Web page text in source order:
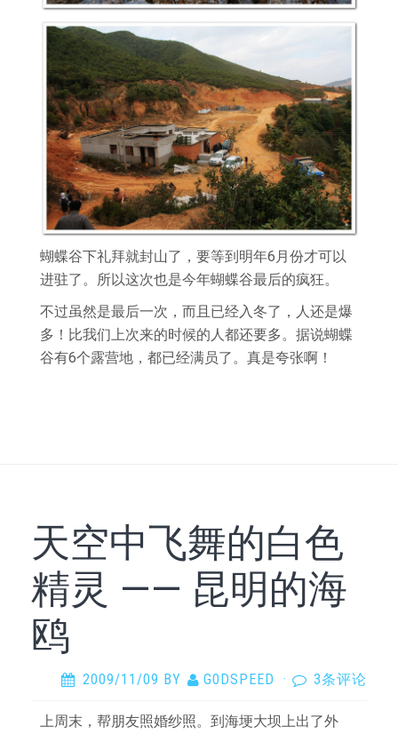
蝴蝶谷下礼拜就封山了，要等到明年6月份才可以
进驻了。所以这次也是今年蝴蝶谷最后的疯狂。
不过虽然是最后一次，而且已经入冬了，人还是爆
多！比我们上次来的时候的人都还要多。据说蝴蝶
谷有6个露营地，都已经满员了。真是夸张啊！
天空中飞舞的白色
精灵 —— 昆明的海
鸥
2009/11/09 BY G0DSPEED · 3条评论
上周末，帮朋友照婚纱照。到海埂大坝上出了外